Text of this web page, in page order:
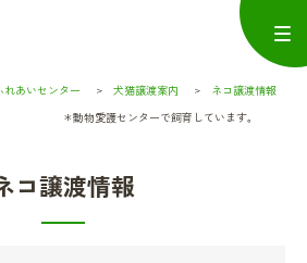
れあいセンター 犬猫譲渡案内
ネコ譲渡情報
) ＊動物愛護センターで飼育しています。
コ譲渡情報